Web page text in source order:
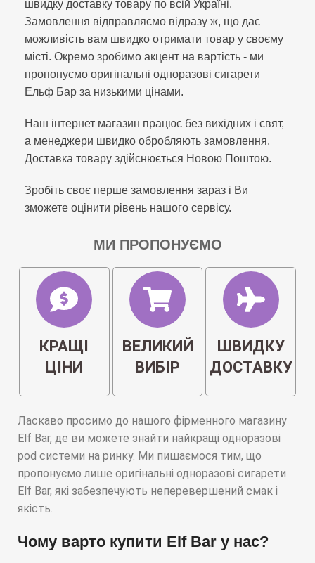
швидку доставку товару по всій Україні.
Замовлення відправляємо відразу ж, що дає
можливість вам швидко отримати товар у своєму
місті. Окремо зробимо акцент на вартість - ми
пропонуємо оригінальні одноразові сигарети
Ельф Бар за низькими цінами.
Наш інтернет магазин працює без вихідних і свят,
а менеджери швидко обробляють замовлення.
Доставка товару здійснюється Новою Поштою.
Зробіть своє перше замовлення зараз і Ви
зможете оцінити рівень нашого сервісу.
МИ ПРОПОНУЄМО
КРАЩІ
ЦІНИ
ВЕЛИКИЙ
ВИБІР
ШВИДКУ
ДОСТАВКУ
Ласкаво просимо до нашого фірменного магазину
Elf Bar, де ви можете знайти найкращі одноразові
pod системи на ринку. Ми пишаємося тим, що
пропонуємо лише оригінальні одноразові сигарети
Elf Bar, які забезпечують неперевершений смак і
якість.
Чому варто купити Elf Bar у нас?